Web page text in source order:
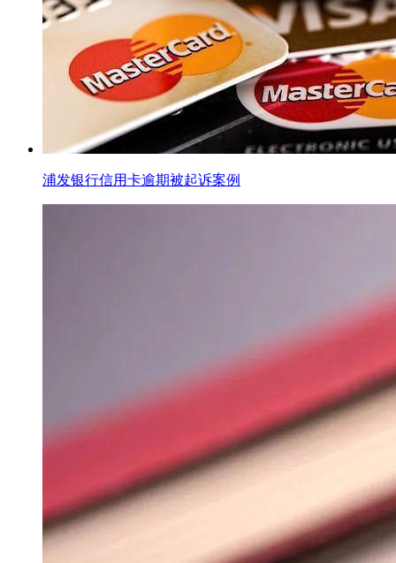
浦发银行信用卡逾期被起诉案例